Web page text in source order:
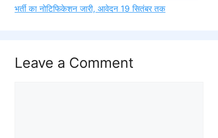
भर्ती का नोटिफिकेशन जारी, आवेदन 19 सितंबर तक
Leave a Comment